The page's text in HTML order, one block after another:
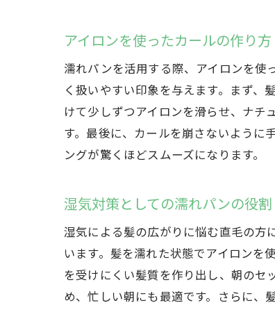
アイロンを使ったカールの作り方
濡れパンを活用する際、アイロンを使
く扱いやすい印象を与えます。まず、
けて少しずつアイロンを滑らせ、ナチ
す。最後に、カールを崩さないように
ングが驚くほどスムーズになります。
湿気対策としての濡れパンの役割
湿気による髪の広がりに悩む直毛の方
います。髪を濡れた状態でアイロンを
を受けにくい髪質を作り出し、朝のセ
め、忙しい朝にも最適です。さらに、